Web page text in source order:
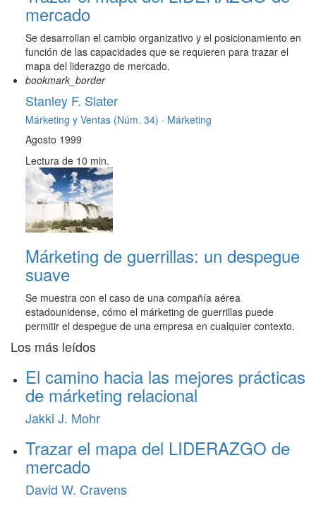
mercado
Se desarrollan el cambio organizativo y el posicionamiento en
función de las capacidades que se requieren para trazar el
mapa del liderazgo de mercado.
bookmark_border
Stanley F. Slater
Márketing y Ventas (Núm. 34) · Márketing
Agosto 1999
Lectura de 10 min.
Márketing de guerrillas: un despegue
suave
Se muestra con el caso de una compañía aérea
estadounidense, cómo el márketing de guerrillas puede
permitir el despegue de una empresa en cualquier contexto.
Los más leídos
El camino hacia las mejores prácticas
de márketing relacional
Jakki J. Mohr
Trazar el mapa del LIDERAZGO de
mercado
David W. Cravens